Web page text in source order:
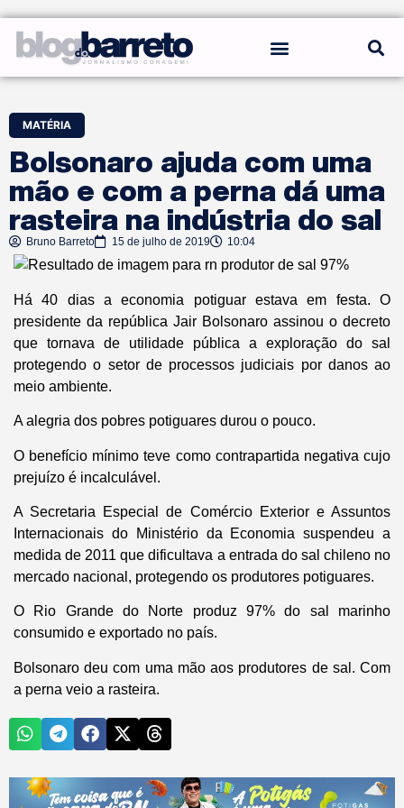
MATÉRIA
Bolsonaro ajuda com uma
mão e com a perna dá uma
rasteira na indústria do sal
Bruno Barreto 15 de julho de 2019 10:04
Há 40 dias a economia potiguar estava em festa. O
presidente da república Jair Bolsonaro assinou o decreto
que tornava de utilidade pública a exploração do sal
protegendo o setor de processos judiciais por danos ao
meio ambiente.
A alegria dos pobres potiguares durou o pouco.
O benefício mínimo teve como contrapartida negativa cujo
prejuízo é incalculável.
A Secretaria Especial de Comércio Exterior e Assuntos
Internacionais do Ministério da Economia suspendeu a
medida de 2011 que dificultava a entrada do sal chileno no
mercado nacional, protegendo os produtores potiguares.
O Rio Grande do Norte produz 97% do sal marinho
consumido e exportado no país.
Bolsonaro deu com uma mão aos produtores de sal. Com
a perna veio a rasteira.